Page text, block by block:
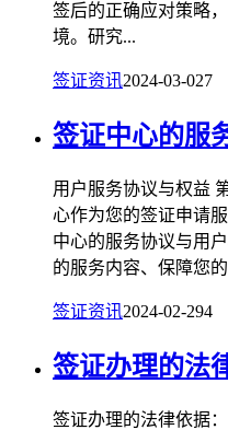
签后的正确应对策略
境。研究...
签证资讯2024-03-027
签证中心的服
用户服务协议与权益
心作为您的签证申请
中心的服务协议与用
的服务内容、保障您
签证资讯2024-02-294
签证办理的法
签证办理的法律依据